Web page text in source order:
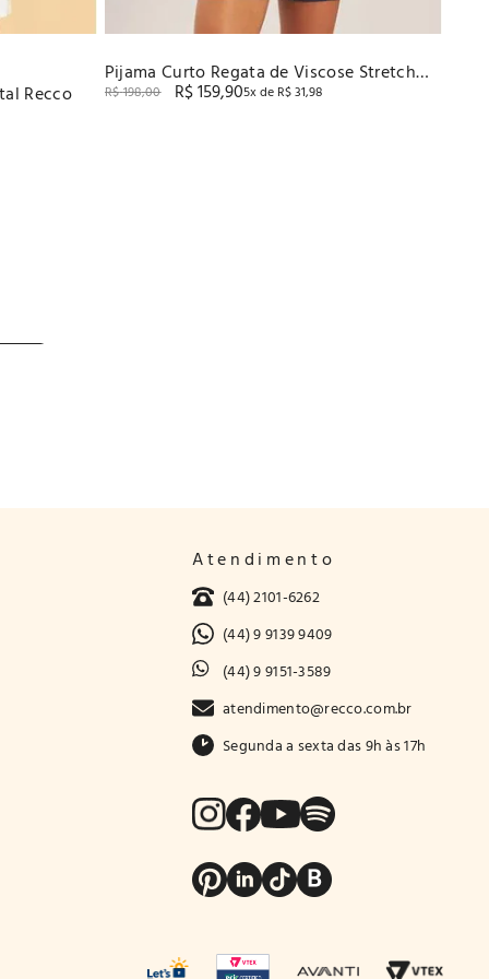
Recco
Pijama Curto Regata de Viscose Stretch
Baunilha
R$198,00 R$159,905x de R$31,98
Atendimento
(44) 2101-6262
(44) 9 9139 9409
(44) 9 9151-3589
atendimento@recco.com.br
Segunda a sexta das 9h às 17h